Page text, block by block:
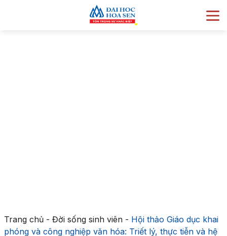
Trang chủ- Đời sống sinh viên- Hội thảo Giáo dục khai
phóng và công nghiệp văn hóa: Triết lý, thực tiễn và hệ